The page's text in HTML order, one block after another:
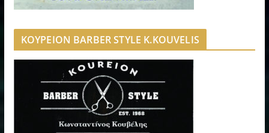
ΚΟΥΡΕΙΟΝ BARBER STYLE K.KOUVELIS